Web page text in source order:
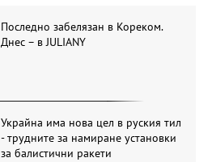
Последно забелязан в Кореком.
Днес – в JULIANY
Украйна има нова цел в руския тил
- трудните за намиране установки
за балистични ракети